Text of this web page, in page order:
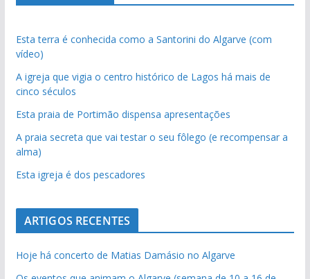
Esta terra é conhecida como a Santorini do Algarve (com
vídeo)
A igreja que vigia o centro histórico de Lagos há mais de
cinco séculos
Esta praia de Portimão dispensa apresentações
A praia secreta que vai testar o seu fôlego (e recompensar a
alma)
Esta igreja é dos pescadores
ARTIGOS RECENTES
Hoje há concerto de Matias Damásio no Algarve